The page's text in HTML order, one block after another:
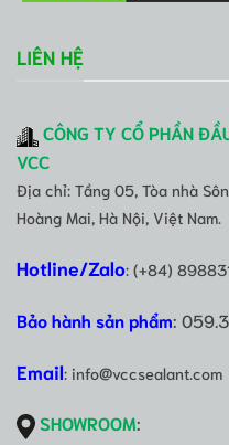
LIÊN HỆ
CÔNG TY CỔ PHẦN
VCC
Địa chỉ: Tầng 05, Tòa nhà
Hoàng Mai, Hà Nội, Việt Nam.
Hotline/Zalo: (+84)
Bảo hành sản phẩm:
Email: info@vccsealant.com
SHOWROOM: